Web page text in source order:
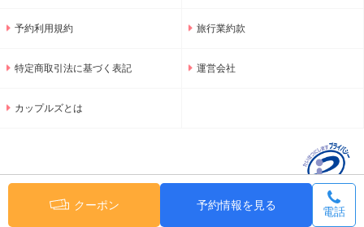
クーポン 予約情報を見る 電話
予約利用規約 旅行業約款
特定商取引法に基づく表記 運営会社
カップルズとは